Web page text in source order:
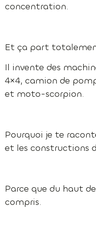
concentration.
Et ça part
Il invente des
4×4, camion de
et moto-scorpion.
Pourquoi je te
et les constructions
Parce que du haut
compris.